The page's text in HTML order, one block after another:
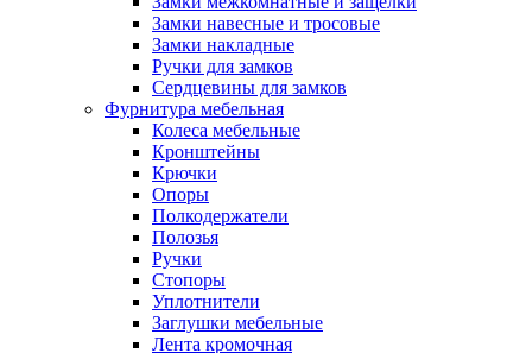
Замки навесные и тросовые
Замки накладные
Ручки для замков
Сердцевины для замков
Фурнитура мебельная
Колеса мебельные
Кронштейны
Крючки
Опоры
Полкодержатели
Полозья
Ручки
Стопоры
Уплотнители
Заглушки мебельные
Лента кромочная